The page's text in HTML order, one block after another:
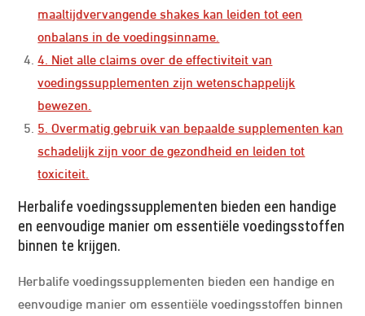
maaltijdvervangende shakes kan leiden tot een
onbalans in de voedingsinname.
4. Niet alle claims over de effectiviteit van
voedingssupplementen zijn wetenschappelijk
bewezen.
5. Overmatig gebruik van bepaalde supplementen kan
schadelijk zijn voor de gezondheid en leiden tot
toxiciteit.
Herbalife voedingssupplementen bieden een handige
en eenvoudige manier om essentiële voedingsstoffen
binnen te krijgen.
Herbalife voedingssupplementen bieden een handige en
eenvoudige manier om essentiële voedingsstoffen binnen